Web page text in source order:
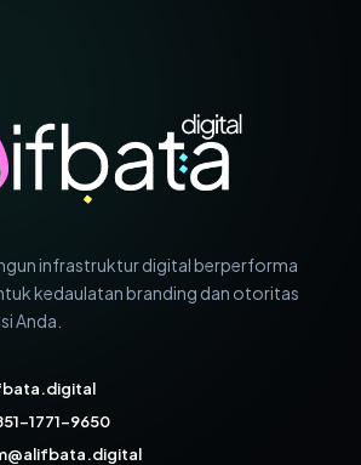
infrastruktur digital berperforma
kedaulatan branding dan otoritas
Anda.
1771-9650